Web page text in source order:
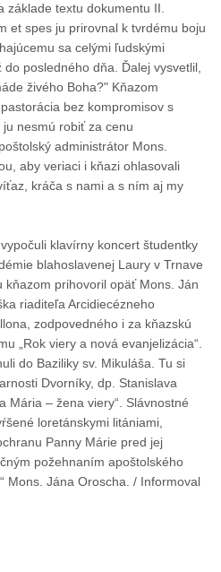
základe textu dokumentu II.
et spes ju prirovnal k tvrdému boju
sa celými ľudskými
posledného dňa. Ďalej vysvetlil,
živého Boha?" Kňazom
bez kompromisov s
nesmú robiť za cenu
administrátor Mons.
aby veriaci i kňazi ohlasovali
kráča s nami a s ním aj my
klavírny koncert študentky
blahoslavenej Laury v Trnave
kňazom prihovoril opäť Mons. Ján
riaditeľa Arcidiecézneho
zodpovedného i za kňazskú
„Rok viery a nová evanjelizácia“.
do Baziliky sv. Mikuláša. Tu si
Dvorníky, dp. Stanislava
Mária – žena viery“. Slávnostné
loretánskymi litániami,
Panny Márie pred jej
požehnaním apoštolského
Mons. Jána Oroscha. / Informoval